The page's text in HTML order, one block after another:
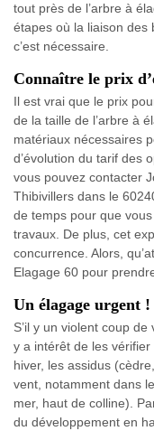
tout près de l’arbre à
étapes où la liaison des
c’est nécessaire.
Connaître le prix
Il est vrai que le prix
de la taille de l’arbre à
matériaux nécessaires
d’évolution du tarif des
vous pouvez contacter
Thibivillers dans le
de temps pour que
travaux. De plus, cet
concurrence. Alors,
Elagage 60 pour
Un élagage urgent
S’il y un violent coup
y a intérêt de les
hiver, les assidus
vent, notamment dans
mer, haut de colline).
du développement en